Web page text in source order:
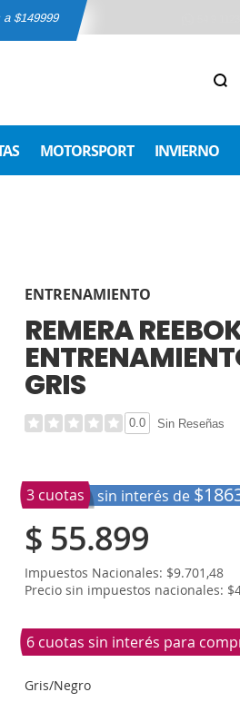
$149999
MOTORSPORT INVIERNO
ENTRENAMIENTO
REMERA
GRIS
0.0 Sin Reseñas
3 cuotas sin interés de
$ 55.899
Impuestos Nacionales: $9.701,48
Precio sin impuestos nacionales:
6 cuotas sin interés para
Gris/Negro